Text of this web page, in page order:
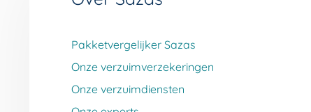
Pakketvergelijker Sazas
Onze verzuimverzekeringen
Onze verzuimdiensten